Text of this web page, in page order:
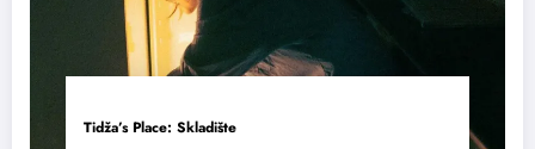
Tidža’s Place: Skladište